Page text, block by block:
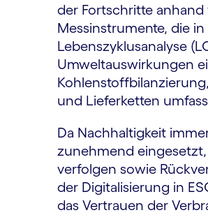
der Fortschritte anhand
Messinstrumente, die
Lebenszyklusanalyse
Umweltauswirkungen
und Lieferketten
Da Nachhaltigkeit
zunehmend
verfolgen sowie
der Digitalisierung in
das Vertrauen der